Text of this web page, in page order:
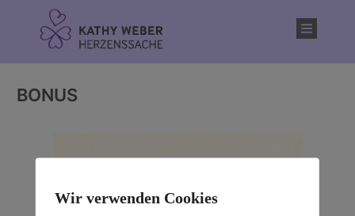
BONUS
Wir verwenden Cookies